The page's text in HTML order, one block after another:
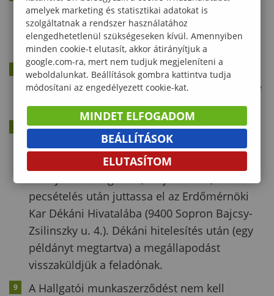
formátumban találhatók meg. Kérem, hogy
dokumentumok ne kézzel, hanem géppel
legyenek kitöltve
A letöltött és előkészített sablonokat küldje el
a megcélzott szervezet felelősének, megkérve
arra, hogy töltse ki a cég adataival.
Kérje meg a szervezet képviselőjét, hogy a
keretmegállapodást és a megállapodást
nyomtassa ki eggyel több példányban, mint
pecsételés után juttassa el az Erdőmérnöki
Kar Dékáni Hivatalába (9400 Sopron Bajcsy-
Zsilinszky u. 4.). Dékáni hitelesítés után (egy
példányt megtartva) a megállapodást
visszaküldjük a feladónak.
A Hallgatói munkaszerződést nem kell
amelyek marketing és statisztikai adatokat is
szolgáltatnak a rendszer használatához
elengedhetetlenül szükségeseken kívül. Amennyiben
minden cookie-t elutasít, akkor átirányítjuk a
google.com-ra, mert nem tudjuk megjeleníteni a
weboldalunkat. Beállítások gombra kattintva tudja
módosítani az engedélyezett cookie-kat.
MINDET ELFOGADOM
BEÁLLÍTÁSOK
ELUTASÍTOM